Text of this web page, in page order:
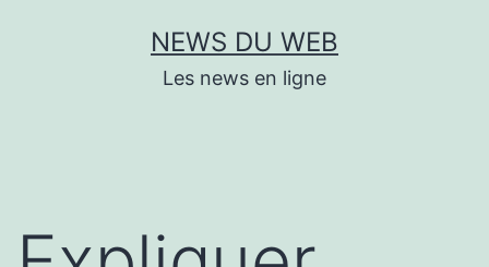
NEWS DU WEB
Les news en ligne